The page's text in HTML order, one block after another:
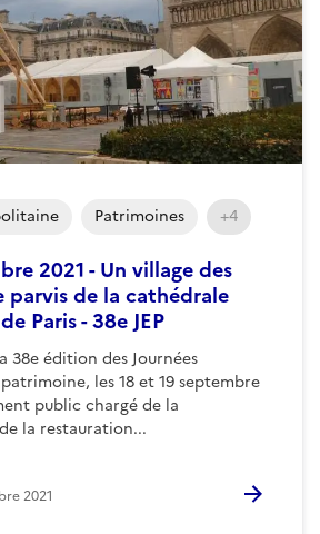
2021 - Un village des
parvis de la cathédrale
Paris - 38e JEP
38e édition des Journées
les 18 et 19 septembre
public chargé de la
la restauration...
Patrimoines +4
2021